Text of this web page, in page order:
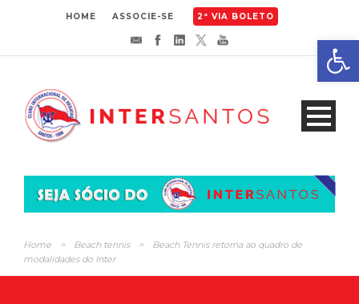
HOME ASSOCIE-SE 2ª VIA BOLETO
Home > Beach tennis >
Beach Tennis retorna ao quadro de
modalidades do Inter
Abrir